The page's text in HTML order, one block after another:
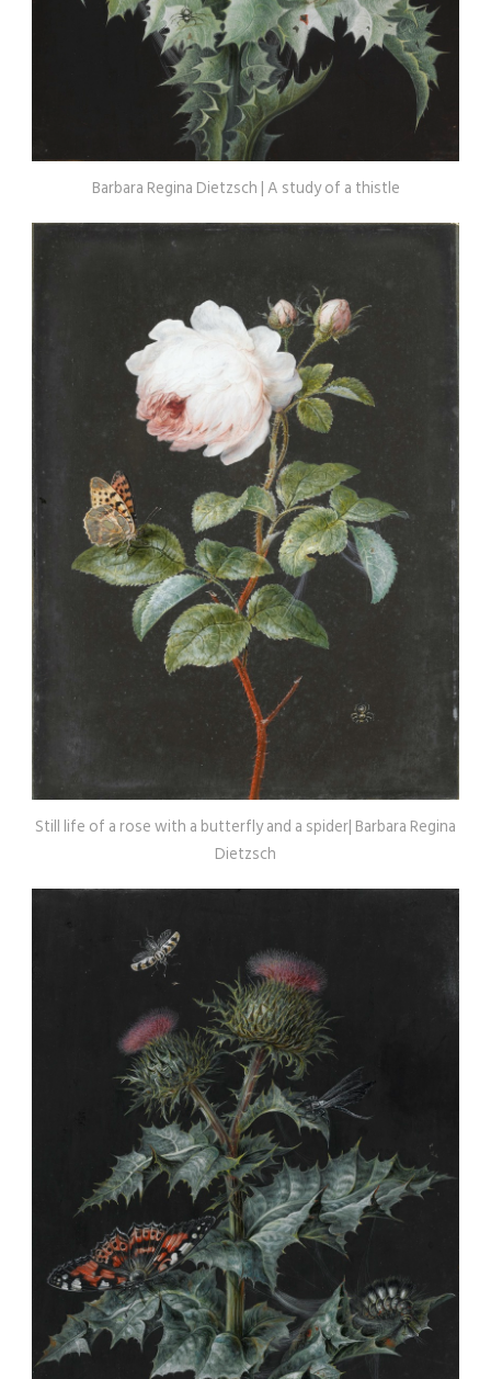
Barbara Regina Dietzsch | A study of a thistle
Still life of a rose with a butterfly and a spider| Barbara Regina
Dietzsch